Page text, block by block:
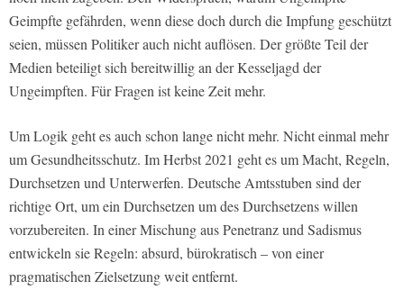
Geimpfte gefährden, wenn diese doch durch die Impfung geschützt
seien, müssen Politiker auch nicht auflösen. Der größte Teil der
Medien beteiligt sich bereitwillig an der Kesseljagd der
Ungeimpften. Für Fragen ist keine Zeit mehr.
Um Logik geht es auch schon lange nicht mehr. Nicht einmal mehr
um Gesundheitsschutz. Im Herbst 2021 geht es um Macht, Regeln,
Durchsetzen und Unterwerfen. Deutsche Amtsstuben sind der
richtige Ort, um ein Durchsetzen um des Durchsetzens willen
vorzubereiten. In einer Mischung aus Penetranz und Sadismus
entwickeln sie Regeln: absurd, bürokratisch – von einer
pragmatischen Zielsetzung weit entfernt.